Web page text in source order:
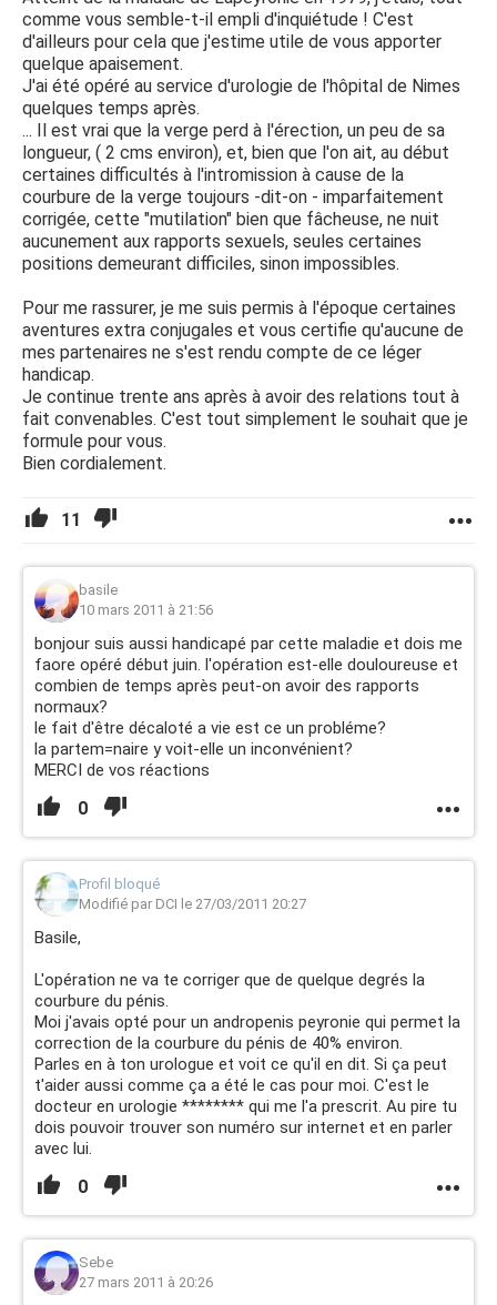
comme vous semble-t-il empli d'inquiétude ! C'est
d'ailleurs pour cela que j'estime utile de vous apporter
quelque apaisement.
J'ai été opéré au service d'urologie de l'hôpital de Nimes
quelques temps après.
... Il est vrai que la verge perd à l'érection, un peu de sa
longueur, ( 2 cms environ), et, bien que l'on ait, au début
certaines difficultés à l'intromission à cause de la
courbure de la verge toujours -dit-on - imparfaitement
corrigée, cette "mutilation" bien que fâcheuse, ne nuit
aucunement aux rapports sexuels, seules certaines
positions demeurant difficiles, sinon impossibles.
Pour me rassurer, je me suis permis à l'époque certaines
aventures extra conjugales et vous certifie qu'aucune de
mes partenaires ne s'est rendu compte de ce léger
handicap.
Je continue trente ans après à avoir des relations tout à
fait convenables. C'est tout simplement le souhait que je
formule pour vous.
Bien cordialement.
11
basile
10 mars 2011 à 21:56
bonjour suis aussi handicapé par cette maladie et dois me
faore opéré début juin. l'opération est-elle douloureuse et
combien de temps après peut-on avoir des rapports
normaux?
le fait d'être décaloté a vie est ce un probléme?
la partem=naire y voit-elle un inconvénient?
MERCI de vos réactions
0
Profil bloqué
Modifié par DCI le 27/03/2011 20:27
Basile,
L'opération ne va te corriger que de quelque degrés la
courbure du pénis.
Moi j'avais opté pour un andropenis peyronie qui permet la
correction de la courbure du pénis de 40% environ.
Parles en à ton urologue et voit ce qu'il en dit. Si ça peut
t'aider aussi comme ça a été le cas pour moi. C'est le
docteur en urologie ******** qui me l'a prescrit. Au pire tu
dois pouvoir trouver son numéro sur internet et en parler
avec lui.
0
Sebe
27 mars 2011 à 20:26